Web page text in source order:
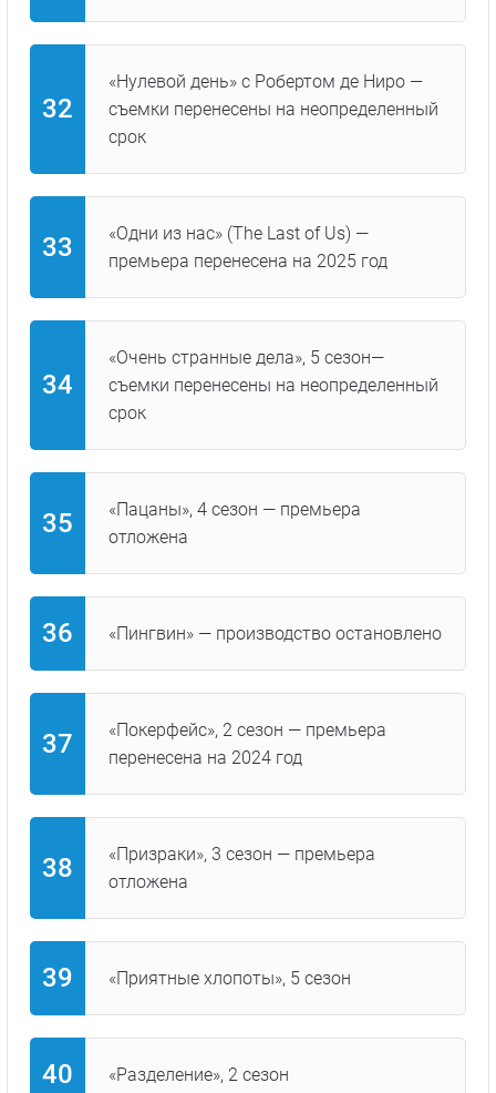
«Нулевой день» с Робертом де Ниро —
съемки перенесены на неопределенный
срок
«Одни из нас» (The Last of Us) —
премьера перенесена на 2025 год
«Очень странные дела», 5 сезон—
съемки перенесены на неопределенный
срок
«Пацаны», 4 сезон — премьера
отложена
«Пингвин» — производство остановлено
«Покерфейс», 2 сезон — премьера
перенесена на 2024 год
«Призраки», 3 сезон — премьера
отложена
«Приятные хлопоты», 5 сезон
«Разделение», 2 сезон